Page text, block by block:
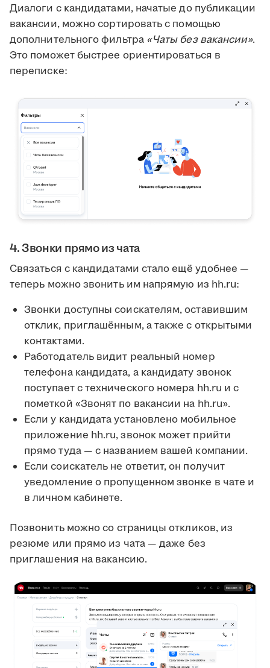
Диалоги с кандидатами, начатые до публикации
вакансии, можно сортировать с помощью
дополнительного фильтра «Чаты без вакансии».
Это поможет быстрее ориентироваться в
переписке:
4. Звонки прямо из чата
Связаться с кандидатами стало ещё удобнее —
теперь можно звонить им напрямую из hh.ru:
Звонки доступны соискателям, оставившим
отклик, приглашённым, а также с открытыми
контактами.
Работодатель видит реальный номер
телефона кандидата, а кандидату звонок
поступает с технического номера hh.ru и с
пометкой «Звонят по вакансии на hh.ru».
Если у кандидата установлено мобильное
приложение hh.ru, звонок может прийти
прямо туда — с названием вашей компании.
Если соискатель не ответит, он получит
уведомление о пропущенном звонке в чате и
в личном кабинете.
Позвонить можно со страницы откликов, из
резюме или прямо из чата — даже без
приглашения на вакансию.